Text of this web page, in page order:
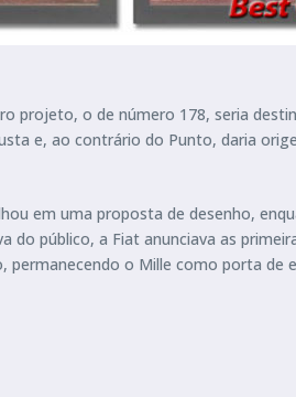
projeto, o de número 178, seria
e, ao contrário do Punto, daria
em uma proposta de desenho,
público, a Fiat anunciava as
o Mille como porta